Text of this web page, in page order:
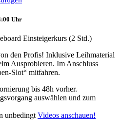
Uhr
Einsteigerkurs (2 Std.)
den Profis! Inklusive Leihmaterial
Ausprobieren. Im Anschluss
Slot“ mitfahren.
bis 48h vorher.
auswählen und zum
unbedingt Videos anschauen!